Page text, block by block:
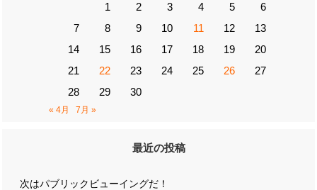
1 2 3 4 5
6
7
8 9 10 11 12
13
14
15 16 17 18 19
20
21
22 23 24 25 26
27
28
29 30
« 4月 7月 »
最近の投稿
次はパブリックビューイングだ！